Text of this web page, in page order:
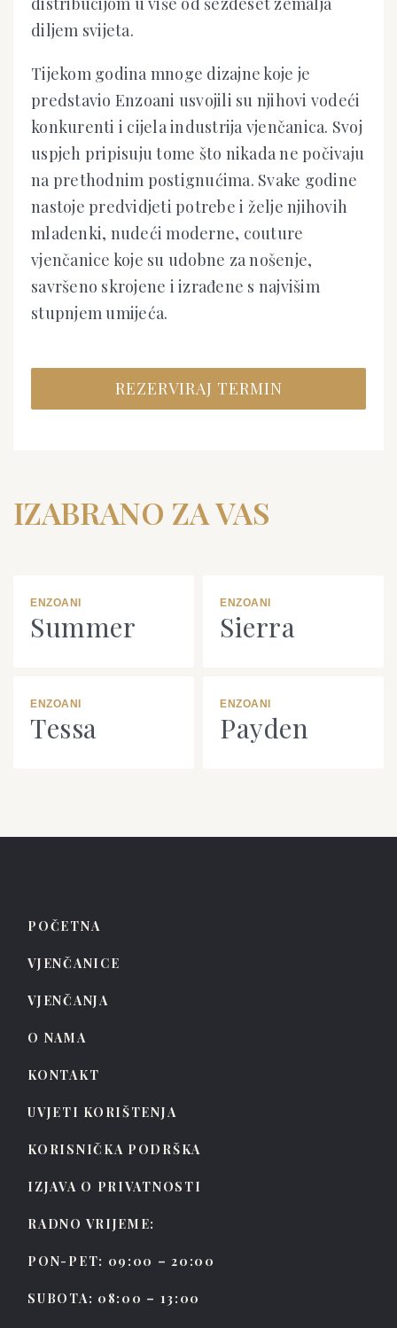
diljem svijeta.
Tijekom godina mnoge dizajne koje je
predstavio Enzoani usvojili su njihovi vodeći
konkurenti i cijela industrija vjenčanica. Svoj
uspjeh pripisuju tome što nikada ne počivaju
na prethodnim postignućima. Svake godine
nastoje predvidjeti potrebe i želje njihovih
mladenki, nudeći moderne, couture
vjenčanice koje su udobne za nošenje,
savršeno skrojene i izrađene s najvišim
stupnjem umijeća.
REZERVIRAJ TERMIN
IZABRANO ZA VAS
ENZOANI
Summer
ENZOANI
Sierra
ENZOANI
Tessa
ENZOANI
Payden
POČETNA
VJENČANICE
VJENČANJA
O NAMA
KONTAKT
UVJETI KORIŠTENJA
KORISNIČKA PODRŠKA
IZJAVA O PRIVATNOSTI
RADNO VRIJEME:
PON-PET: 09:00 – 20:00
SUBOTA: 08:00 – 13:00